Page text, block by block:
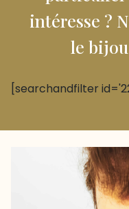
intéresse ?
le bijou
[searchandfilter